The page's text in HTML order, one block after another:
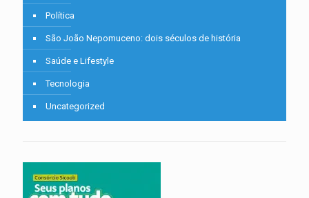
Política
São João Nepomuceno: dois séculos de história
Saúde e Lifestyle
Tecnologia
Uncategorized